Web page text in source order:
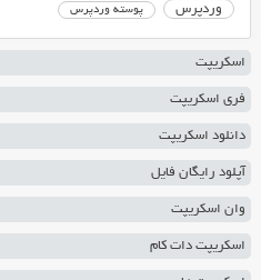
وردپرس پوسته وردپرس
اسکریپت
فری اسکریپت
دانلود اسکریپت
آپلود رایگان فایل
وان اسکریپت
اسکریپت دات کام